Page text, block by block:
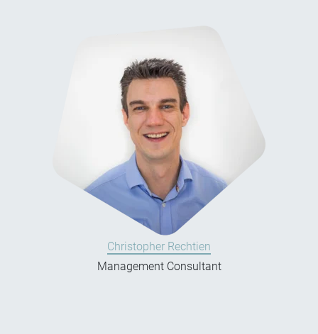
Christopher Rechtien
Management Consultant